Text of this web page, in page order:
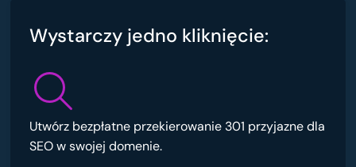
Wystarczy jedno kliknięcie:
Utwórz bezpłatne przekierowanie 301 przyjazne dla
SEO w swojej domenie.